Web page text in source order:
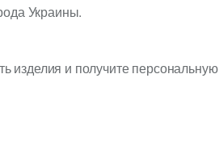
Украины.
изделия и получите персональную